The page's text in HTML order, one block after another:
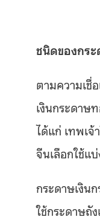
ชนิดของกร
ตามความเชื่
เงินกระดาษ
ได้แก่ เทพเจ้
จีนเลือกใช้แ
กระดาษเงิน
ใช้กระดาษถั